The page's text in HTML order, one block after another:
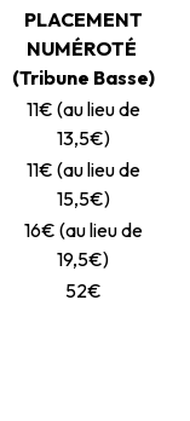
PLACEMENT
NUMÉROTÉ
(Tribune Basse)
11€ (au lieu de
13,5€)
11€ (au lieu de
15,5€)
16€ (au lieu de
19,5€)
52€